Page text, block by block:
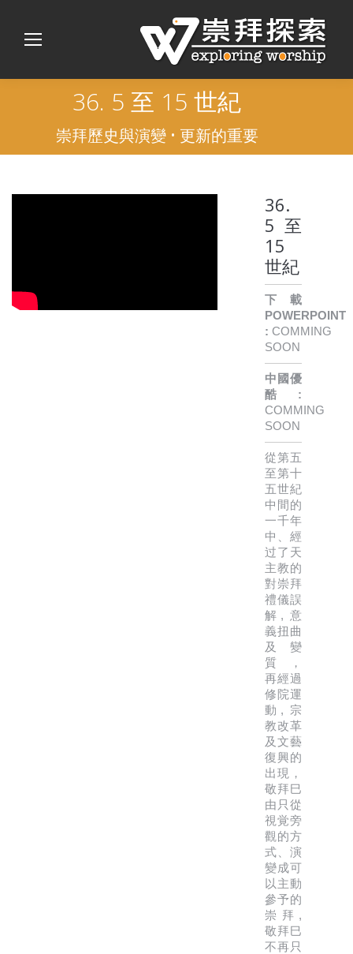
36. 5 至 15 世紀
崇拜歷史與演變 • 更新的重要
36.
5 至
15
世紀
下載
POWERPOINT
: COMMING
SOON
中國優
酷:
COMMING
SOON
從第五
至第十
五世紀
中間的
一千年
中、經
过了天
主教的
對崇拜
禮儀誤
解, 意
義扭曲
及變
質，
再經過
修院運
動, 宗
教改革
及文藝
復興的
出現，
敬拜巳
由只從
視覚旁
觀的方
式、演
變成可
以主動
參予的
崇拜,
敬拜巳
不再只